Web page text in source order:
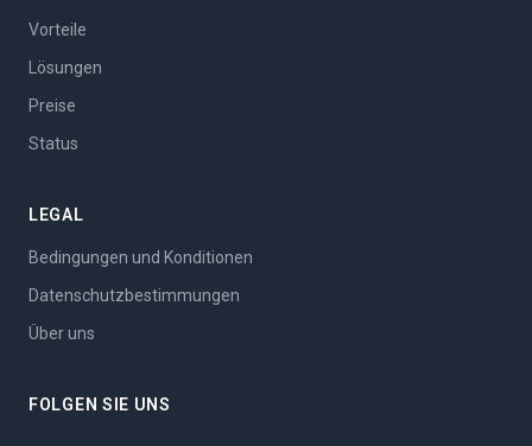
Vorteile
Lösungen
Preise
Status
LEGAL
Bedingungen und Konditionen
Datenschutzbestimmungen
Über uns
FOLGEN SIE UNS